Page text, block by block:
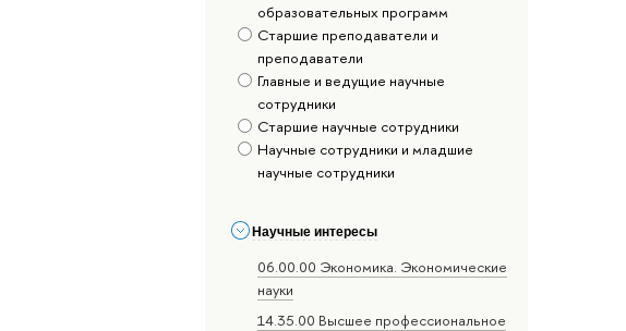
образовательных программ
Старшие преподаватели и
преподаватели
Главные и ведущие научные
сотрудники
Старшие научные сотрудники
Научные сотрудники и младшие
научные сотрудники
Научные интересы
06.00.00 Экономика. Экономические
науки
14.35.00 Высшее профессиональное